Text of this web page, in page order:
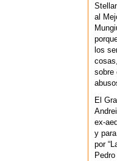
al
los
sobre
El
ex-
y
por